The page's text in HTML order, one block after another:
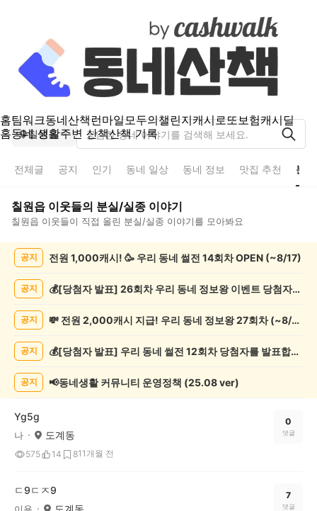
홈팀워크동네산책런마일모두의챌린지캐시로또보험캐시딜
홈동네 생활주변 산책산책 기록
칠원읍
전체글 공지 인기 동네 일상 동네 정보 맛집 추천 분
칠원읍 이웃들의 분실/실종 이야기
칠원읍 이웃들이 직접 올린 분실/실종 이야기를 모아봐요
록
공지 전원 1,000캐시! 🥳 우리 동네 썰전 14회차 OPEN (~8/17)
공지 💰[당첨자 발표] 26회차 우리 동네 정보왕 이벤트 당첨자를 발표합니다!
공지 💸 전원 2,000캐시 지급! 우리 동네 정보왕 27회차 (~8/10)
공지 💰[당첨자 발표] 우리 동네 썰전 12회차 당첨자를 발표합니다!
공지 📢동네생활 커뮤니티 운영정책 (25.08 ver)
Yg5g
나 도계동
575 14 811개월 전
0
댓글
ㄷ9ㄷㅈ9
이용 도계동
7
댓글